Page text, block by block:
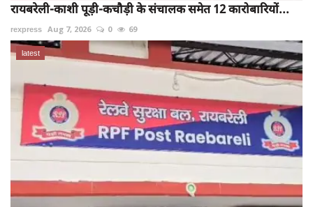
रायबरेली-काशी पूड़ी-कचौड़ी के संचालक समेत 12 कारोबारियों...
rexpress Aug 7, 2026 0 69
latest